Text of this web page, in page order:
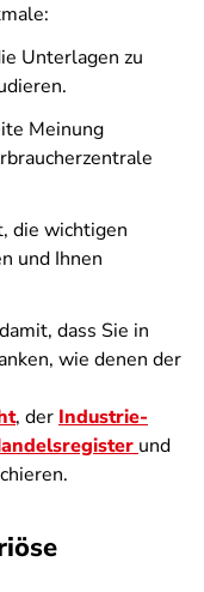
Unterlagen zu
Meinung
die wichtigen
und Ihnen
dass Sie in
wie denen der
, der Industrie-
und